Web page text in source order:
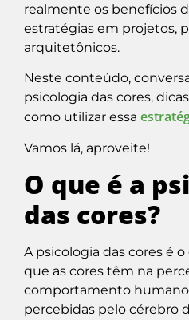
realmente os benefícios
estratégias em projetos,
arquitetônicos.
Neste conteúdo,
psicologia das cores,
como utilizar essa
Vamos lá, aproveite!
O que é a
das cores?
A psicologia das cores é
que as cores têm na
comportamento
percebidas pelo cérebro